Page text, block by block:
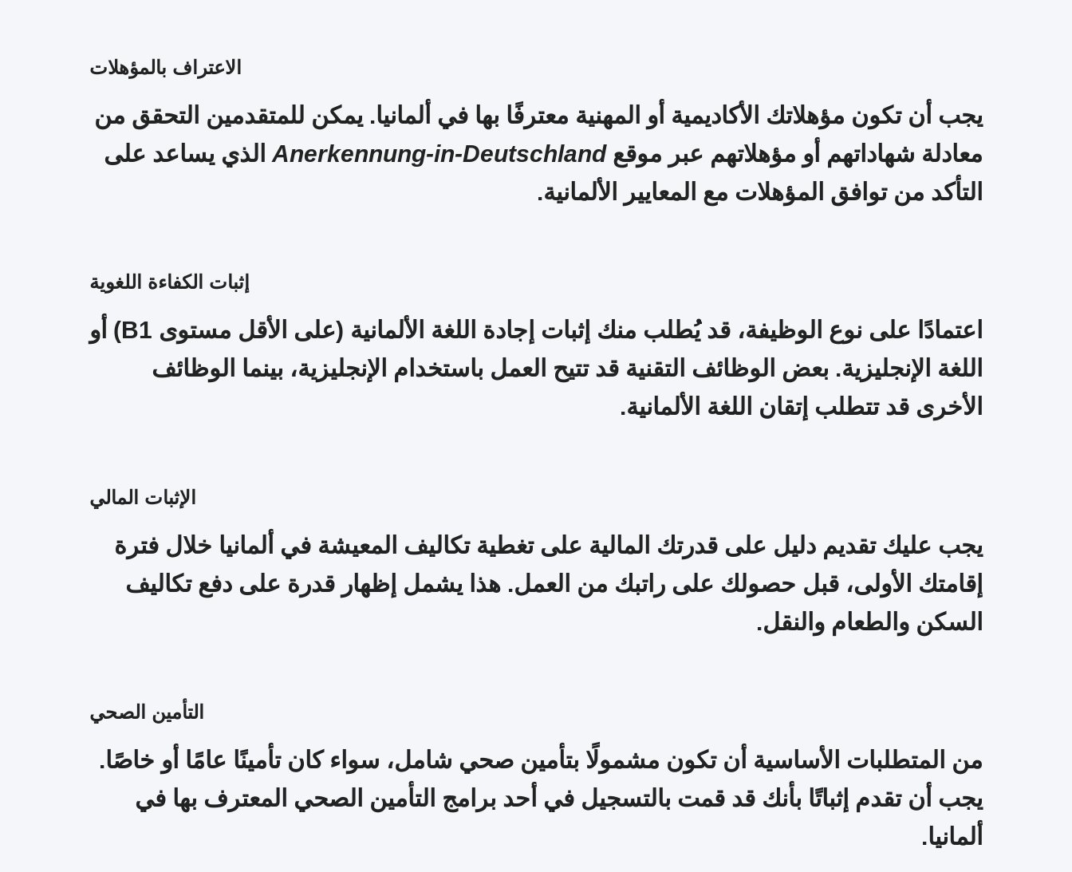
الاعتراف بالمؤهلات
يجب أن تكون مؤهلاتك الأكاديمية أو المهنية معترفًا بها في ألمانيا. يمكن للمتقدمين التحقق من
معادلة شهاداتهم أو مؤهلاتهم عبر موقعAnerkennung-in-Deutschland الذي يساعد على
التأكد من توافق المؤهلات مع المعايير الألمانية.
إثبات الكفاءة اللغوية
اعتمادًا على نوع الوظيفة، قد يُطلب منك إثبات إجادة اللغة الألمانية (على الأقل مستوى B1) أو
اللغة الإنجليزية. بعض الوظائف التقنية قد تتيح العمل باستخدام الإنجليزية، بينما الوظائف
الأخرى قد تتطلب إتقان اللغة الألمانية.
الإثبات المالي
يجب عليك تقديم دليل على قدرتك المالية على تغطية تكاليف المعيشة في ألمانيا خلال فترة
إقامتك الأولى، قبل حصولك على راتبك من العمل. هذا يشمل إظهار قدرة على دفع تكاليف
السكن والطعام والنقل.
التأمين الصحي
من المتطلبات الأساسية أن تكون مشمولًا بتأمين صحي شامل، سواء كان تأمينًا عامًا أو خاصًا.
يجب أن تقدم إثباتًا بأنك قد قمت بالتسجيل في أحد برامج التأمين الصحي المعترف بها في
ألمانيا.